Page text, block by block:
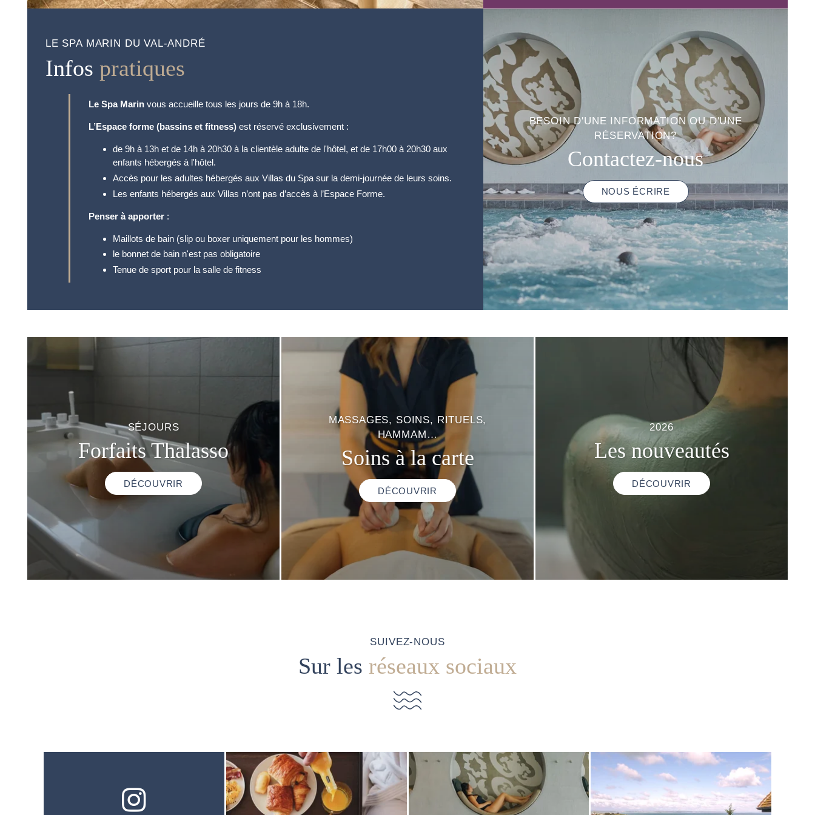
LE SPA MARIN DU VAL-ANDRÉ
Infos pratiques
Le Spa Marinvous accueille tous les jours de 9h à 18h.
L’Espace forme (bassins et fitness)est réservé exclusivement :
de 9h à 13h et de 14h à 20h30 à la clientèle adulte de l'hôtel, et de 17h00 à 20h30 aux
enfants hébergés à l'hôtel.
Accès pour les adultes hébergés aux Villas du Spa sur la demi-journée de leurs soins.
Les enfants hébergés aux Villas n’ont pas d’accès à l’Espace Forme.
Penser à apporter:
Maillots de bain (slip ou boxer uniquement pour les hommes)
le bonnet de bain n'est pas obligatoire
Tenue de sport pour la salle de fitness
BESOIN D'UNE INFORMATION OU D'UNE
RÉSERVATION?
Contactez-nous
NOUS ÉCRIRE
SÉJOURS
Forfaits Thalasso
DÉCOUVRIR
MASSAGES, SOINS, RITUELS,
HAMMAM…
Soins à la carte
DÉCOUVRIR
2026
Les nouveautés
DÉCOUVRIR
SUIVEZ-NOUS
Sur les réseaux sociaux
GALERIE PHOTOS
BROCHURES
ACCÈS & CONTACT